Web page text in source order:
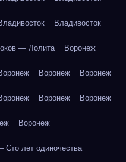
Владивосток
— Лолита Воронеж
Воронеж Воронеж
Воронеж Воронеж
Воронеж
Сто лет одиночества